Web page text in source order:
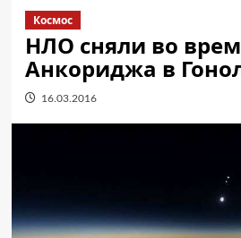
Космос
НЛО сняли во
Анкориджа в
16.03.2016